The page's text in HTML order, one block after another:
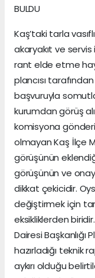
BULDU
Kaş’taki tarla
akaryakıt ve
rant elde etme
plancısı
başvuruyla
kurumdan görüş
komisyona
olmayan Kaş İlçe
görüşünün
görüşünün ve
dikkat çekicidir.
değiştirmek için
eksikliklerden
Dairesi Başkanlığı
hazırladığı teknik
aykırı olduğu